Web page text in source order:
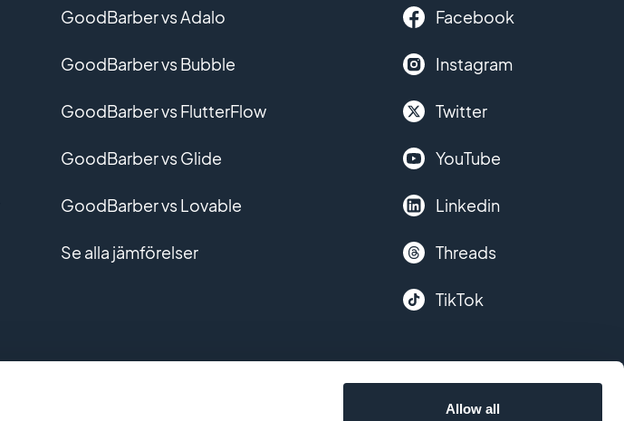
Allow all
GoodBarber vs Adalo
GoodBarber vs Bubble
GoodBarber vs FlutterFlow
GoodBarber vs Glide
GoodBarber vs Lovable
Se alla jämförelser
Facebook
Instagram
Twitter
YouTube
Linkedin
Threads
TikTok